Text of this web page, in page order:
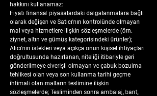
hakkını kullanamaz:
Fiyatı finansal piyasalardaki dalgalanmalara bağlı
olarak değişen ve Satıcı’nın kontrolünde olmayan
mal veya hizmetlere ilişkin sözleşmelerde (örn.
ziynet, altın ve gümüş kategorisindeki ürünler);
Alıcı’nın istekleri veya açıkça onun kişisel ihtiyaçları
doğrultusunda hazırlanan, niteliği itibariyle geri
gönderilmeye elverişli olmayan ve çabuk bozulma
tehlikesi olan veya son kullanma tarihi geçme
ihtimali olan malların teslimine ilişkin
sözleşmelerde; Tesliminden sonra ambalaj, bant,